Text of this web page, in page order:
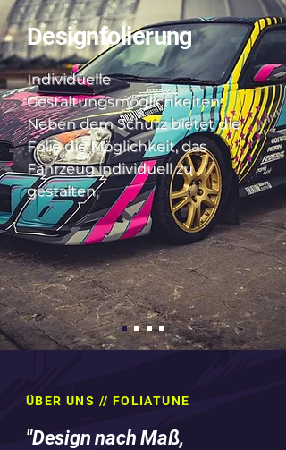
Designfolierung
Individuelle
Gestaltungsmöglichkeiten:
Neben dem Schutz bietet die
Folie die Möglichkeit, das
Fahrzeug individuell zu
gestalten,
ÜBER UNS // FOLIATUNE
"Design nach Maß,